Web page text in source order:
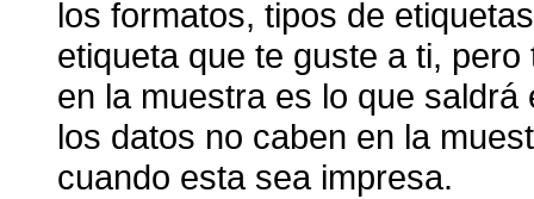
los formatos, tipos de
etiqueta que te guste a ti,
en la muestra es lo que
los datos no caben en la
cuando esta sea impresa.